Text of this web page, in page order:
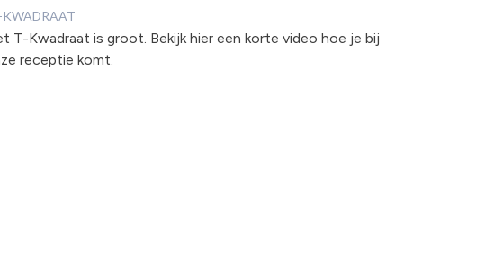
KWADRAAT
T-Kwadraat is groot. Bekijk hier een korte video hoe je bij
receptie komt.